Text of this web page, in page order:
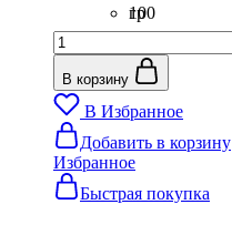
гр
100
Количество
товара
Краситель
для
бомбочек
и
соли
Шоколадный
В корзину
В Избранное
Добавить в корзину
Избранное
Быстрая покупка